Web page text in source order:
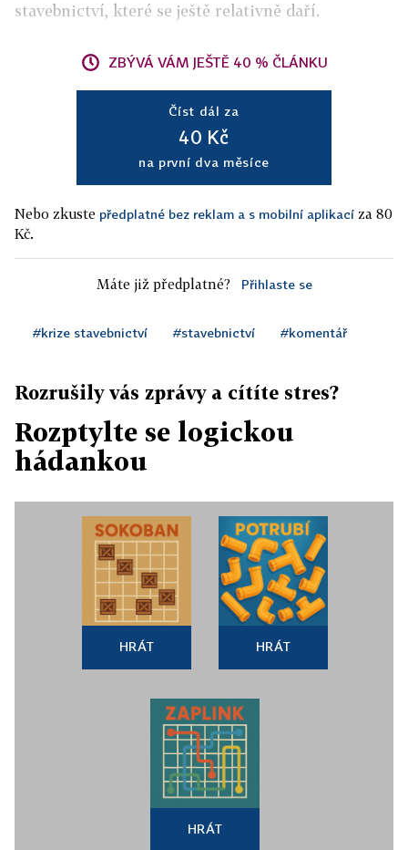
stavebnictví, které se ještě relativně daří.
ZBÝVÁ VÁM JEŠTĚ 40 % ČLÁNKU
Číst dál za
40 Kč
na první dva měsíce
Nebo zkuste předplatné bez reklam a s mobilní aplikací za 80
Kč.
Máte již předplatné? Přihlaste se
#krize stavebnictví #stavebnictví #komentář
Rozrušily vás zprávy a cítíte stres?
Rozptylte se logickou
hádankou
HRÁT HRÁT
HRÁT